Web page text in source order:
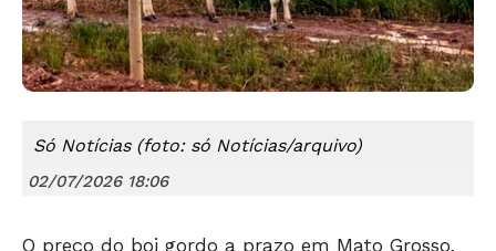
Só Notícias (foto: só Notícias/arquivo)
02/07/2026 18:06
O preço do boi gordo a prazo em Mato Grosso,